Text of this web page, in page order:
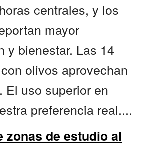
centrales, y los
mayor
y bienestar. Las 14
olivos aprovechan
El uso superior en
preferencia real....
zonas de estudio al